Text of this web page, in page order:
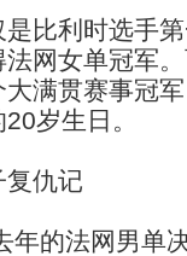
利时选手第
网女单冠军
满贯赛事冠
岁生日。
仇记
的法网男单